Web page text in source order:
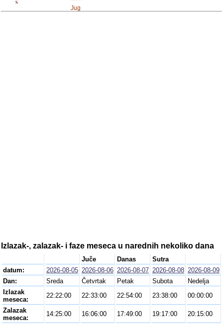
Jug
Izlazak-, zalazak- i faze meseca u narednih nekoliko dana
Juče Danas
Sutra
datum:
2026-08-05 2026-08-06 2026-08-07 2026-08-08 2026-08-09
Dan:
Sreda Četvrtak Petak Subota
Nedelja
Izlazak
meseca:
22:22:00 22:33:00 22:54:00 23:38:00
00:00:00
Zalazak
meseca:
14:25:00 16:06:00 17:49:00 19:17:00 20:15:00